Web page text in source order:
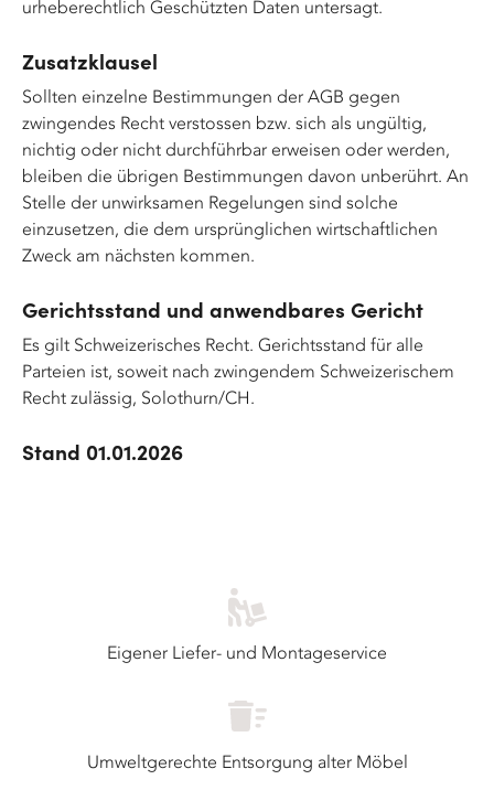
urheberechtlich Geschützten Daten untersagt.
Zusatzklausel
Sollten einzelne Bestimmungen der AGB gegen
zwingendes Recht verstossen bzw. sich als ungültig,
nichtig oder nicht durchführbar erweisen oder werden,
bleiben die übrigen Bestimmungen davon unberührt. An
Stelle der unwirksamen Regelungen sind solche
einzusetzen, die dem ursprünglichen wirtschaftlichen
Zweck am nächsten kommen.
Gerichtsstand und anwendbares Gericht
Es gilt Schweizerisches Recht. Gerichtsstand für alle
Parteien ist, soweit nach zwingendem Schweizerischem
Recht zulässig, Solothurn/CH.
Stand 01.01.2026
Eigener Liefer- und Montageservice
Umweltgerechte Entsorgung alter Möbel